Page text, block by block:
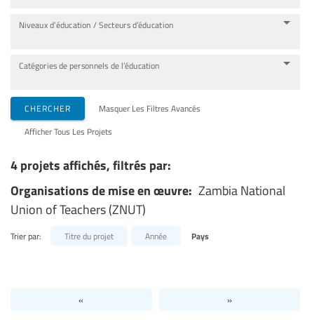
Niveaux d’éducation / Secteurs d’éducation
Catégories de personnels de l’éducation
CHERCHER Masquer Les Filtres Avancés
Afficher Tous Les Projets
4 projets affichés, filtrés par:
Organisations de mise en œuvre: Zambia National
Union of Teachers (ZNUT)
Trier par: Titre du projet Année Pays
« »